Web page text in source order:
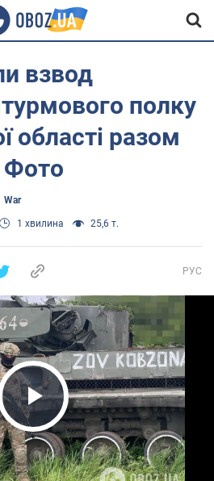
взвод
полку
області разом
Фото
War
1 хвилина 25,6 т.
РУС
Play Video